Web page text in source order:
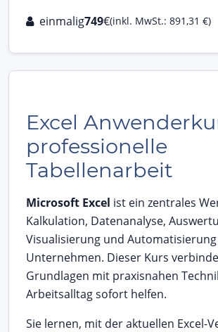
einmalig749€(inkl. MwSt.: 891,31 €)
Excel
professionelle
Tabellenarbeit
Microsoft Excel ist ein zentrales
Kalkulation, Datenanalyse,
Visualisierung und
Unternehmen. Dieser Kurs
Grundlagen mit praxisnahen
Arbeitsalltag sofort helfen.
Sie lernen, mit der aktuellen Excel-